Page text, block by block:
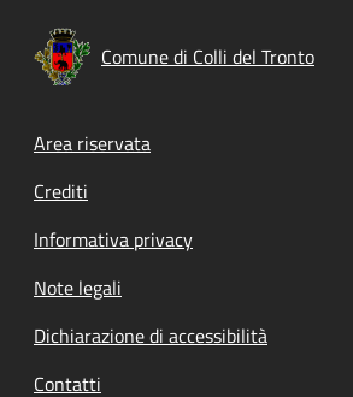
Comune di Colli del Tronto
Footer menu
Area riservata
Crediti
Informativa privacy
Note legali
Dichiarazione di accessibilità
Contatti